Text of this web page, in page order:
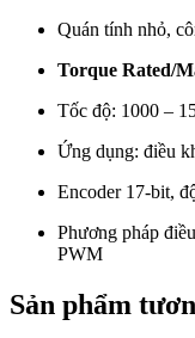
Quán tính nhỏ,
Torque Rated/
Tốc độ: 1000 –
Ứng dụng: điều
Encoder 17-bit,
Phương pháp
PWM
Sản phẩm